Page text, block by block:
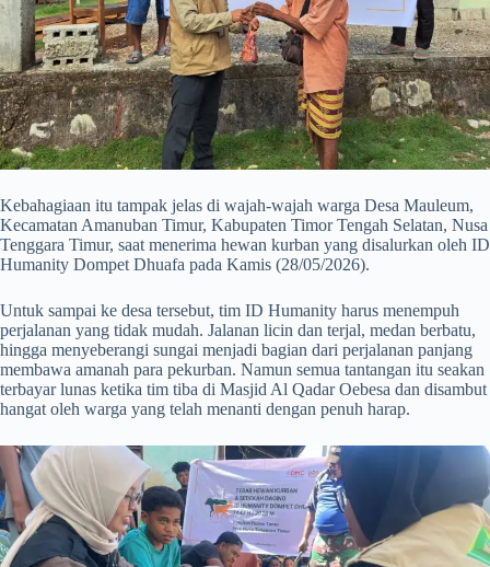
Kebahagiaan itu tampak jelas di wajah-wajah warga Desa Mauleum,
Kecamatan Amanuban Timur, Kabupaten Timor Tengah Selatan, Nusa
Tenggara Timur, saat menerima hewan kurban yang disalurkan oleh ID
Humanity Dompet Dhuafa pada Kamis (28/05/2026).
Untuk sampai ke desa tersebut, tim ID Humanity harus menempuh
perjalanan yang tidak mudah. Jalanan licin dan terjal, medan berbatu,
hingga menyeberangi sungai menjadi bagian dari perjalanan panjang
membawa amanah para pekurban. Namun semua tantangan itu seakan
terbayar lunas ketika tim tiba di Masjid Al Qadar Oebesa dan disambut
hangat oleh warga yang telah menanti dengan penuh harap.